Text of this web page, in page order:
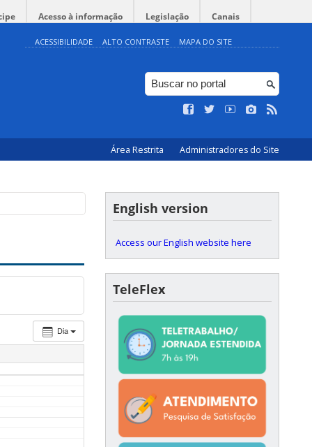
Acesso à informação Legislação Canais
ACESSIBILIDADE ALTO CONTRASTE MAPA DO SITE
Área Restrita Administradores do Site
Dia
English version
Access our English website here
TeleFlex